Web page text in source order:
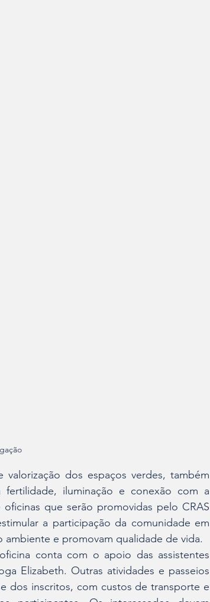
dos espaços verdes, também
fertilidade, iluminação e conexão com a
que serão promovidas pelo CRAS
a participação da comunidade em
e promovam qualidade de vida.
conta com o apoio das assistentes
Elizabeth. Outras atividades e passeios
dos inscritos, com custos de transporte e